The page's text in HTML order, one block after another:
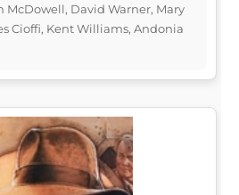
McDowell, David Warner, Mary
Cioffi, Kent Williams, Andonia